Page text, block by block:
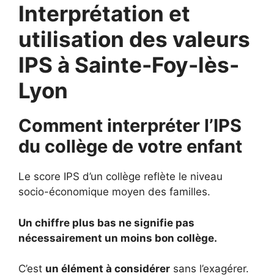
Interprétation et
utilisation des valeurs
IPS à Sainte-Foy-lès-
Lyon
Comment interpréter l’IPS
du collège de votre enfant
Le score IPS d’un collège reflète le niveau
socio-économique moyen des familles.
Un chiffre plus bas ne signifie pas
nécessairement un moins bon collège.
C’est un élément à considérer sans l’exagérer.